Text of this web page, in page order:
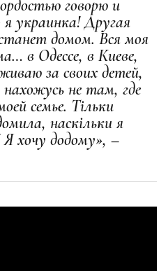
говорю и
украинка! Другая
домом. Вся моя
в Одессе, в Киеве,
за своих детей,
не там, где
семье. Тільки
наскільки я
хочу додому», –